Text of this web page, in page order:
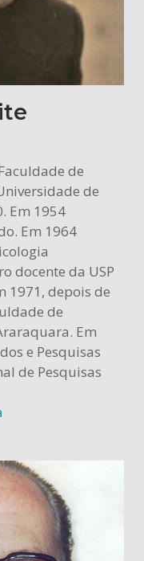
de
de
Em 1954
Em 1964
docente da USP
1971, depois de
de
Em
e Pesquisas
de Pesquisas